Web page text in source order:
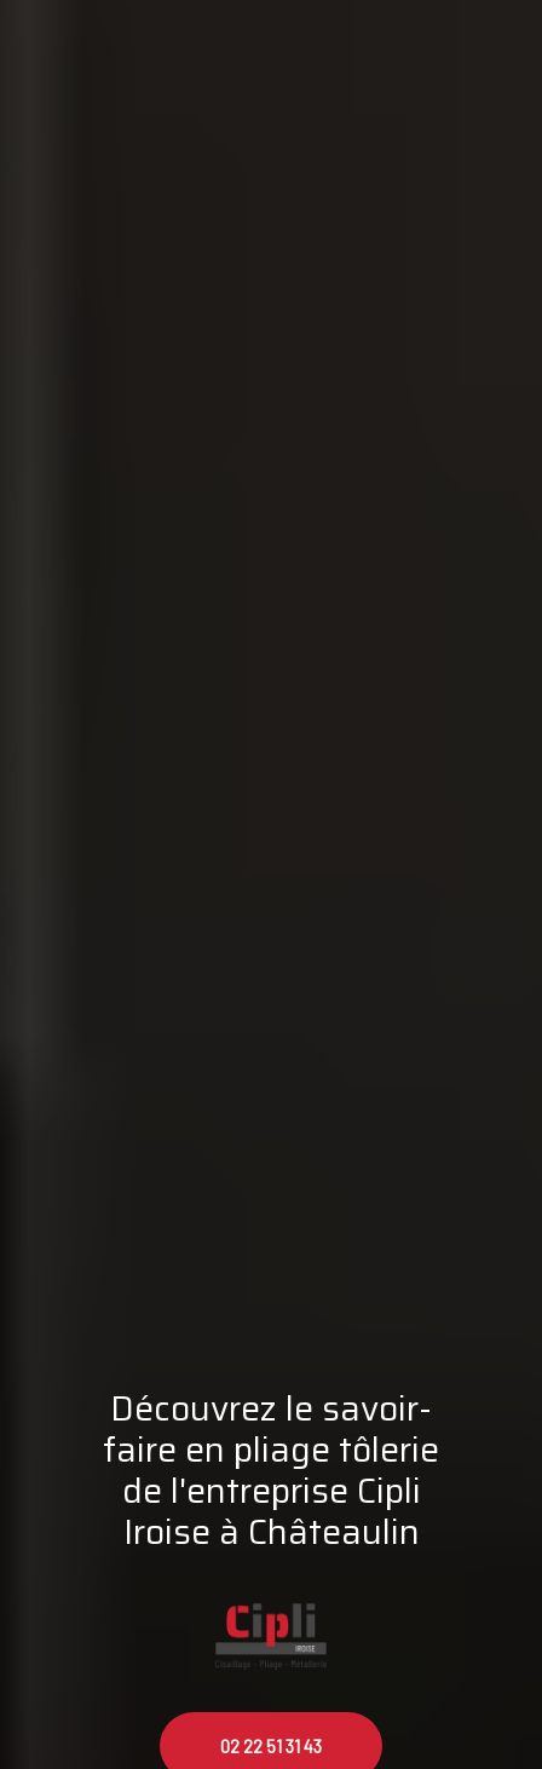
Découvrez le savoir-
faire en pliage tôlerie
de l'entreprise Cipli
Iroise à Châteaulin
02 22 51 31 43